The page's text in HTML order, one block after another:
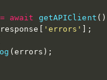
= await getAPIClient ( )
[ 'errors' ] ;
(errors ) ;